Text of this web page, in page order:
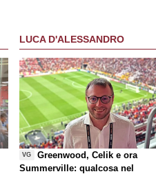
LUCA D'ALESSANDRO
VG
Greenwood, Celik e ora
Summerville: qualcosa nel